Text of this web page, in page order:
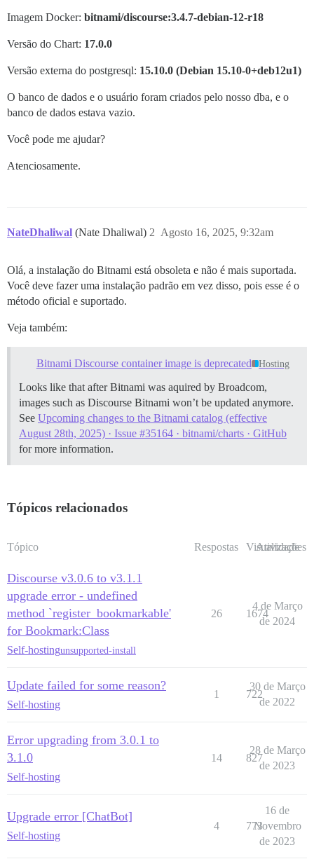
/opt/bitnami/discourse/lib/
/opt/bitnami/discourse/lib/
/opt/bitnami/discourse/vendor/bundle/ruby/3.2.0/
Tasks: TOP => db:migrate
(See full trace by running task with --trace)
Imagem Docker: bitnami/discourse:3.4.7-debian-12-r18
Versão do Chart: 17.0.0
Versão externa do postgresql: 15.10.0 (Debian 15.10-0+deb12u1)
O banco de dados e o usuário foram criados pelo nosso dba, e o
banco de dados estava vazio.
Você pode me ajudar?
Atenciosamente.
NateDhaliwal (Nate Dhaliwal) Agosto 16, 2025, 9:32am
2
Olá, a instalação do Bitnami está obsoleta e não é mais suportada.
Você deve fazer uma instalação padrão em vez disso, pois esse é o
método oficial e suportado.
Veja também:
Bitnami Discourse container image is deprecated Hosting
Looks like that after Bitnami was aquired by Broadcom,
images such as Discourse Bitnami won’t be updated anymore.
See Upcoming changes to the Bitnami catalog (effective
August 28th, 2025) · Issue #35164 · bitnami/charts · GitHub
for more information.
Tópicos relacionados
Tópico Respostas Visualizações
Atividade
Discourse v3.0.6 to v3.1.1
upgrade error - undefined
method `register_bookmarkable'
for Bookmark:Class
Self-hostingunsupported-install
26 1674
4 de Março
de 2024
Update failed for some reason?
Self-hosting
1 722
30 de Março
de 2022
Error upgrading from 3.0.1 to
3.1.0
Self-hosting
14 827
28 de Março
de 2023
Upgrade error [ChatBot]
Self-hosting
4 773
16 de
Novembro
de 2023